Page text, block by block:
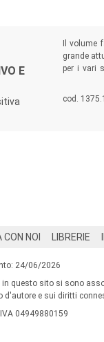
E
Il
grande
per i vari
cod.
CON NOI LIBRERIE
24/06/2026
in questo sito si sono
d'autore e sui diritti
04949880159